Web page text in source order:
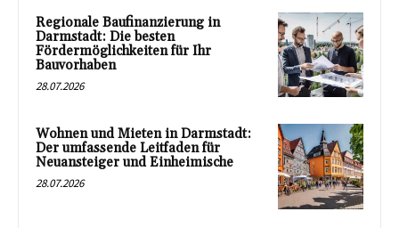
Regionale Baufinanzierung in
Darmstadt: Die besten
Fördermöglichkeiten für Ihr
Bauvorhaben
28.07.2026
Wohnen und Mieten in Darmstadt:
Der umfassende Leitfaden für
Neuansteiger und Einheimische
28.07.2026